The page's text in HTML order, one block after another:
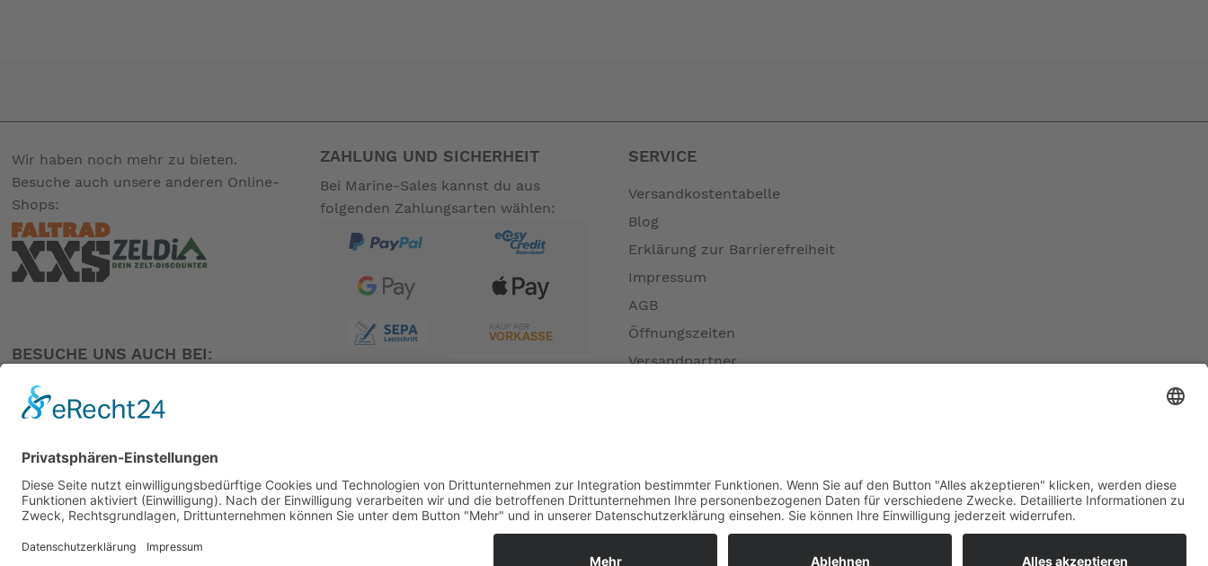
Wir haben noch mehr zu bieten.
Besuche auch unsere anderen Online-
Shops:
BESUCHE UNS AUCH BEI:
ZAHLUNG UND SICHERHEIT
Bei Marine-Sales kannst du aus
folgenden Zahlungsarten wählen:
SERVICE
Versandkostentabelle
Blog
Erklärung zur Barrierefreiheit
Impressum
AGB
Öffnungszeiten
Versandpartner
Widerrufsrecht MS
Widerrufsrecht bei Dienstleistungen